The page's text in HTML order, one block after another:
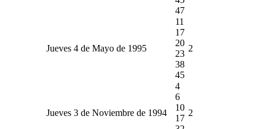
47
Jueves 4 de Mayo de 1995
11
17
20
23
38
45
2
Jueves 3 de Noviembre de 1994
4
6
10
17
2